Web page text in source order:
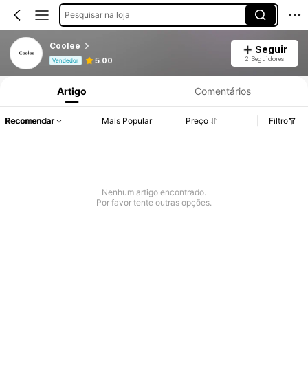
Pesquisar na loja
Coolee
Vendedor 5.00
Seguir
2 Seguidores
Informações do Produto: Divulgação de Preço, Vendas e Detalhes de Stock.
Artigo Comentários
Recomendar Mais Popular Preço Filtro
Nenhum artigo encontrado.
Por favor tente outras opções.